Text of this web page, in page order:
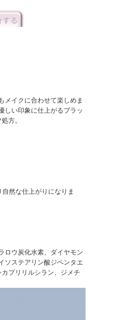
メイクに合わせて楽しめま
しい印象に仕上がるブラッ
方。
然な仕上がりになりま
ロウ炭化水素、ダイヤモン
ソステアリン酸ジペンタエ
プリリルシラン、ジメチ